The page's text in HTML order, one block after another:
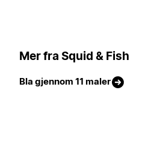
Mer fra Squid & Fish
Bla gjennom 11 maler